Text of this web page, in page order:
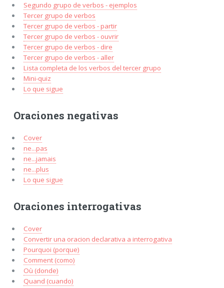
Segundo grupo de verbos - ejemplos
Tercer grupo de verbos
Tercer grupo de verbos - partir
Tercer grupo de verbos - ouvrir
Tercer grupo de verbos - dire
Tercer grupo de verbos - aller
Lista completa de los verbos del tercer grupo
Mini-quiz
Lo que sigue
Oraciones negativas
Cover
ne...pas
ne...jamais
ne...plus
Lo que sigue
Oraciones interrogativas
Cover
Convertir una oracion declarativa a interrogativa
Pourquoi (porque)
Comment (como)
Où (donde)
Quand (cuando)